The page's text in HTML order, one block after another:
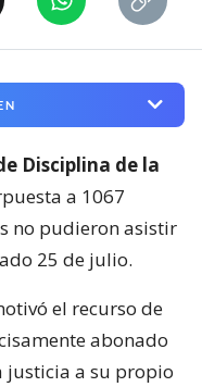
Disciplina de la
a 1067
no pudieron asistir
25 de julio.
el recurso de
abonado
justicia a su propio